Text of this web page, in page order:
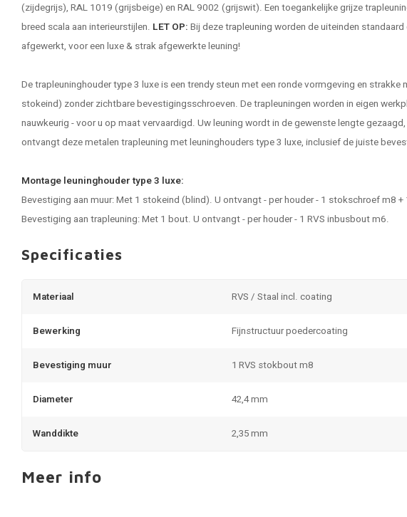
(zijdegrijs), RAL 1019 (grijsbeige) en RAL 9002 (grijswit). Een toegankelijke grijze
breed scala aan interieurstijlen. LET OP: Bij dezetrapleuning worden de uiteinden
afgewerkt, voor een luxe & strak afgewerkte leuning!
De trapleuninghouder type 3 luxe is een trendy steun met een ronde vormgeving en strakke
stokeind) zonder zichtbare bevestigingsschroeven. De trapleuningen worden in eigen
nauwkeurig - voor u op maat vervaardigd. Uw leuning wordt in de gewenste lengte
ontvangt deze metalen trapleuning met leuninghouders type 3 luxe, inclusief de juiste
Montage leuninghouder type 3 luxe:
Bevestiging aan muur: Met 1 stokeind (blind). U ontvangt - per houder - 1 stokschroef m8
Bevestiging aan trapleuning: Met 1 bout. U ontvangt - per houder - 1 RVS inbusbout m6.
Specificaties
Materiaal RVS / Staal incl. coating
Bewerking Fijnstructuur poedercoating
Bevestiging muur 1 RVS stokbout m8
Diameter 42,4 mm
Wanddikte 2,35 mm
Meer info